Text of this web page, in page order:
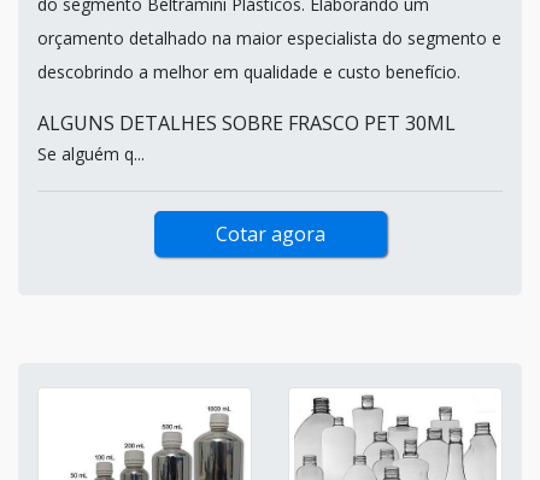
orçamento detalhado na maior especialista do segmento e
descobrindo a melhor em qualidade e custo benefício.
ALGUNS DETALHES SOBRE FRASCO PET 30ML
Se alguém q...
Cotar agora